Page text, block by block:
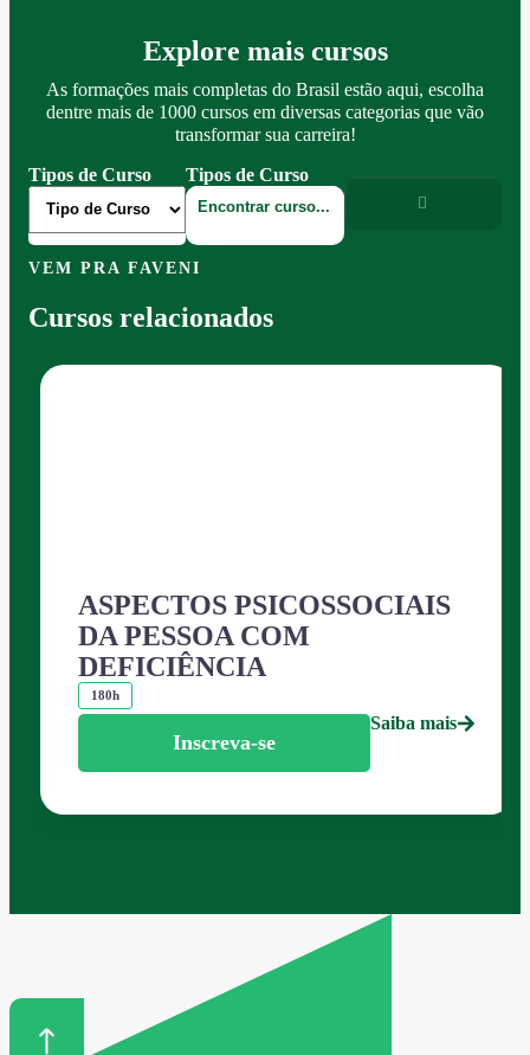
Explore mais cursos
As formações mais completas do Brasil estão aqui, escolha
dentre mais de 1000 cursos em diversas categorias que vão
transformar sua carreira!
Tipos de Curso
Tipos de Curso
VEM PRA FAVENI
Cursos relacionados
ASPECTOS PSICOSSOCIAIS
DA PESSOA COM
DEFICIÊNCIA
180h
Inscreva-se
Saiba mais